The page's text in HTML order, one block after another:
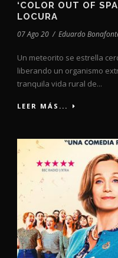
‘COLOR OUT OF
LOCURA
07 Ago 20 / Eduardo
Un meteorito se estrella
liberando un organismo
tranquila vida rural de...
LEER MÁS...